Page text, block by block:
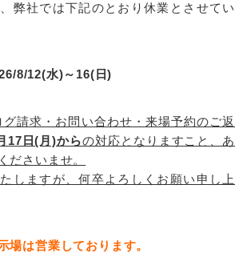
弊社では下記のとおり休業とさせてい
8/12(水)～16(日)
請求・お問い合わせ・来場予約のご返
17日(月)からの対応となりますこと、あ
ださいませ。
しますが、何卒よろしくお願い申し上
場は営業しております。